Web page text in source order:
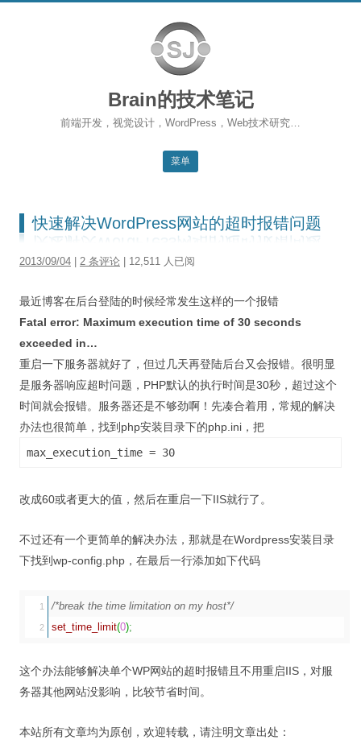
Brain的技术笔记
前端开发，视觉设计，WordPress，Web技术研究…
菜单
博客首页
WordPress
前端开发
视觉/交互设计
杂项研究
快速解决WordPress网站的超时报错问题
2013/09/04 2 条评论 | 12,511 人已阅
最近博客在后台登陆的时候经常发生这样的一个报错
Fatal error: Maximum execution time of 30 seconds
exceeded in…
重启一下服务器就好了，但过几天再登陆后台又会报错。很明显
是服务器响应超时问题，PHP默认的执行时间是30秒，超过这个
时间就会报错。服务器还是不够劲啊！先凑合着用，常规的解决
办法也很简单，找到php安装目录下的php.ini，把
max_execution_time = 30
改成60或者更大的值，然后在重启一下IIS就行了。
不过还有一个更简单的解决办法，那就是在Wordpress安装目录
下找到wp-config.php，在最后一行添加如下代码
1
/*break the time limitation on my host*/
set_time_limit(0);
这个办法能够解决单个WP网站的超时报错且不用重启IIS，对服
务器其他网站没影响，比较节省时间。
本站所有文章均为原创，欢迎转载，请注明文章出处：